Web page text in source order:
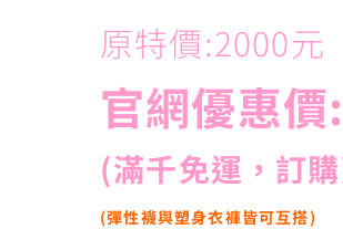
原特價:2000元
官網優惠
(滿千免運，訂
(彈性襪與塑身衣褲皆可互搭)